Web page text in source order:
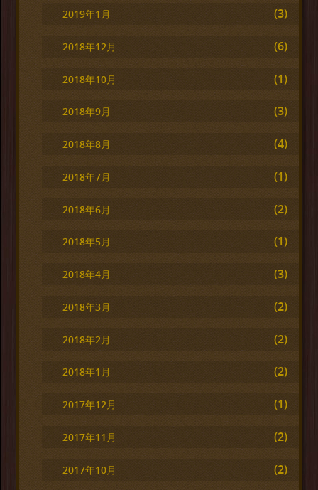
2019年1月 (3)
2018年12月 (6)
2018年10月 (1)
2018年9月 (3)
2018年8月 (4)
2018年7月 (1)
2018年6月 (2)
2018年5月 (1)
2018年4月 (3)
2018年3月 (2)
2018年2月 (2)
2018年1月 (2)
2017年12月 (1)
2017年11月 (2)
2017年10月 (2)